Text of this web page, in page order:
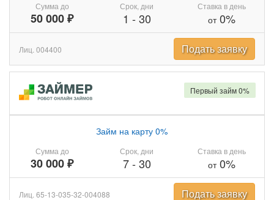
Сумма до
50 000 ₽
Срок, дни
1 - 30
Ставка в день
от0%
Лиц. 004400 Подать заявку
Сумма до
30 000 ₽
Займ на карту 0%
Срок, дни
7- 30
Ставка в день
от0%
Первый займ 0%
Лиц. 65-13-035-32-004088 Подать заявку